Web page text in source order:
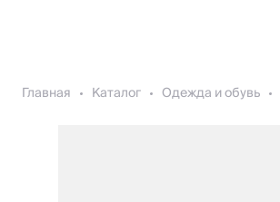
Главная Каталог Одежда и обувь